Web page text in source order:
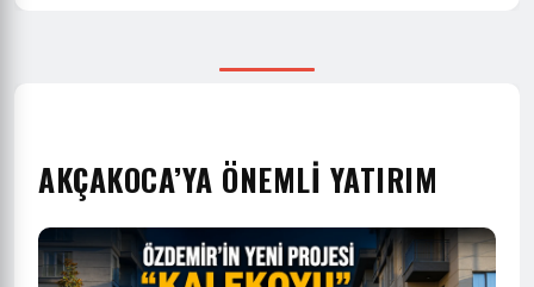
AKÇAKOCA’YA ÖNEMLİ YATIRIM